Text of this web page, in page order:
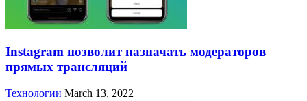
Instagram позволит назначать модераторов
прямых трансляций
Технологии March 13, 2022